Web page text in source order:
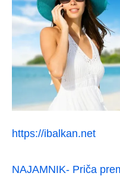
https://ibalkan.net
NAJAMNIK- Priča